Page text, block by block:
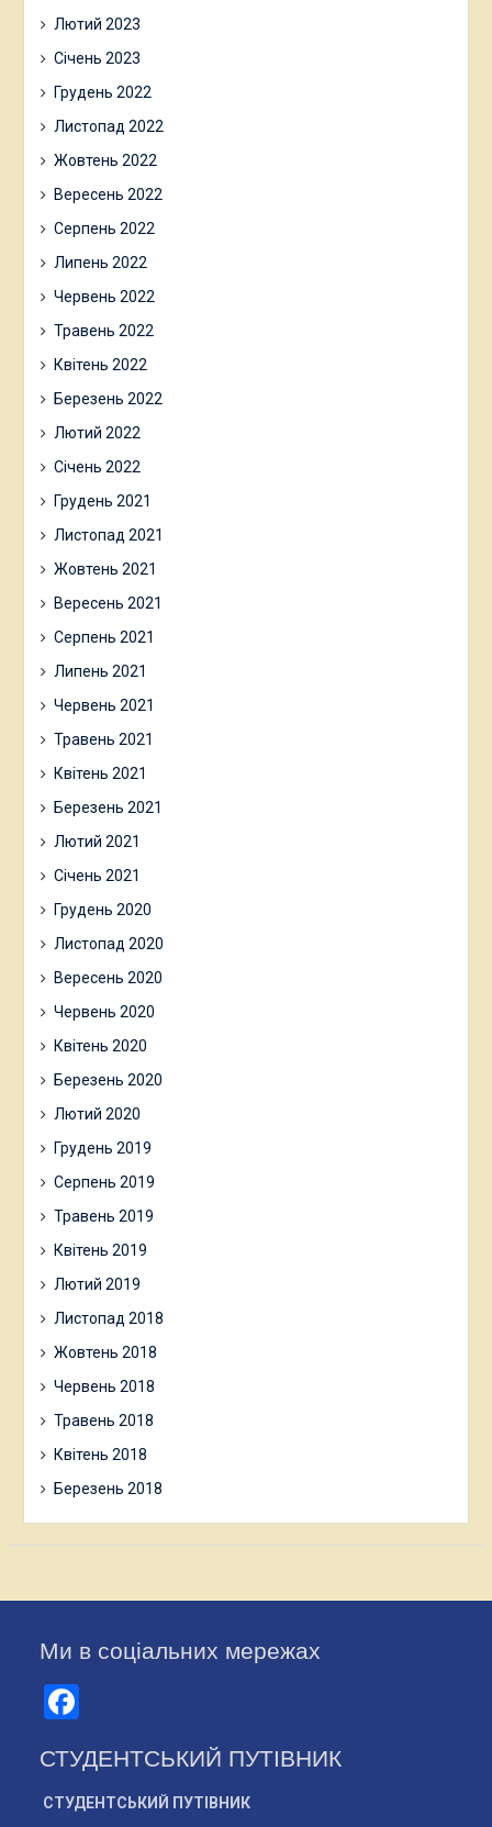
Лютий 2023
Січень 2023
Грудень 2022
Листопад 2022
Жовтень 2022
Вересень 2022
Серпень 2022
Липень 2022
Червень 2022
Травень 2022
Квітень 2022
Березень 2022
Лютий 2022
Січень 2022
Грудень 2021
Листопад 2021
Жовтень 2021
Вересень 2021
Серпень 2021
Липень 2021
Червень 2021
Травень 2021
Квітень 2021
Березень 2021
Лютий 2021
Січень 2021
Грудень 2020
Листопад 2020
Вересень 2020
Червень 2020
Квітень 2020
Березень 2020
Лютий 2020
Грудень 2019
Серпень 2019
Травень 2019
Квітень 2019
Лютий 2019
Листопад 2018
Жовтень 2018
Червень 2018
Травень 2018
Квітень 2018
Березень 2018
Ми в соціальних мережах
СТУДЕНТСЬКИЙ ПУТІВНИК
СТУДЕНТСЬКИЙ ПУТІВНИК